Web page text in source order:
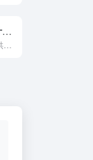
元素谷 活动资讯设计策划方案平台